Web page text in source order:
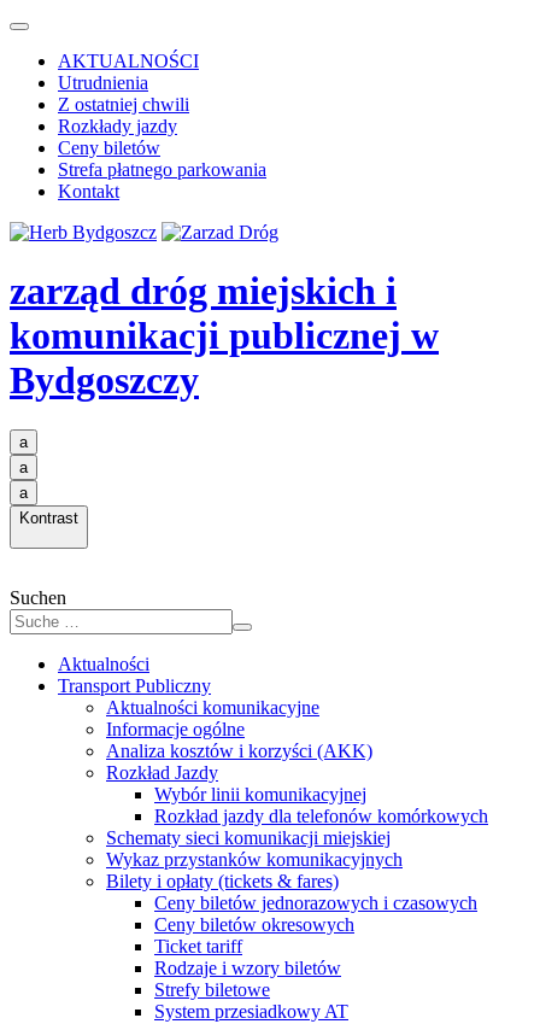
AKTUALNOŚCI
Utrudnienia
Z ostatniej chwili
Rozkłady jazdy
Ceny biletów
Strefa płatnego parkowania
Kontakt
zarząd dróg miejskich i
komunikacji publicznej w
Bydgoszczy
a
a
a
Kontrast
Suchen
Aktualności
Transport Publiczny
Aktualności komunikacyjne
Informacje ogólne
Analiza kosztów i korzyści (AKK)
Rozkład Jazdy
Wybór linii komunikacyjnej
Rozkład jazdy dla telefonów komórkowych
Schematy sieci komunikacji miejskiej
Wykaz przystanków komunikacyjnych
Bilety i opłaty (tickets & fares)
Ceny biletów jednorazowych i czasowych
Ceny biletów okresowych
Ticket tariff
Rodzaje i wzory biletów
Strefy biletowe
System przesiadkowy AT